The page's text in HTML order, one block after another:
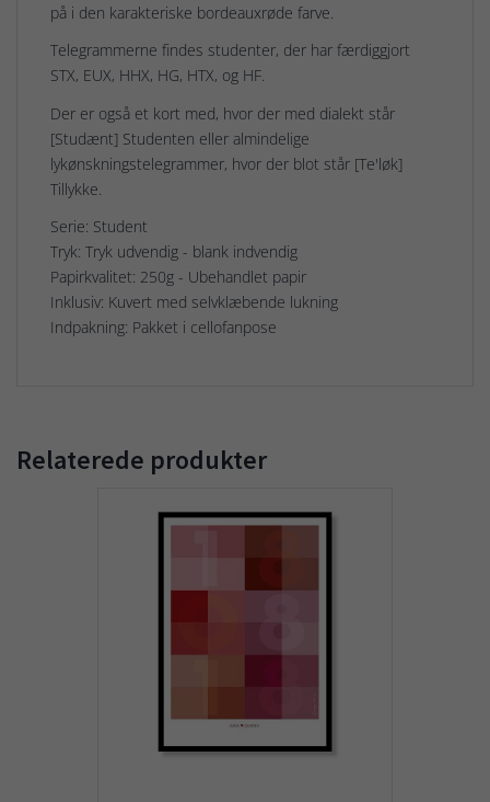
på i den karakteriske bordeauxrøde farve.
Telegrammerne findes studenter, der har færdiggjort
STX, EUX, HHX, HG, HTX, og HF.
Der er også et kort med, hvor der med dialekt står
[Studænt] Studenten eller almindelige
lykønskningstelegrammer, hvor der blot står [Te'løk]
Tillykke.
Serie: Student
Tryk: Tryk udvendig - blank indvendig
Papirkvalitet: 250g - Ubehandlet papir
Inklusiv: Kuvert med selvklæbende lukning
Indpakning: Pakket i cellofanpose
Relaterede produkter